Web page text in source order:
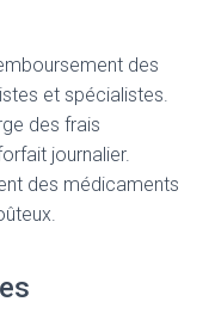
des
et spécialistes.
des frais
journalier.
des médicaments